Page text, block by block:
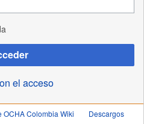
el acceso
OCHA Colombia Wiki Descargos